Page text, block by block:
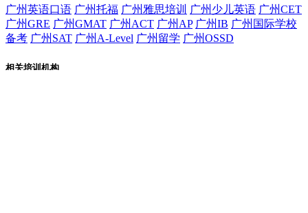
广州英语口语 广州托福 广州雅思培训 广州少儿英语 广州CET
广州GRE 广州GMAT 广州ACT 广州AP 广州IB 广州国际学校
备考 广州SAT 广州A-Level 广州留学 广州OSSD
相关培训机构